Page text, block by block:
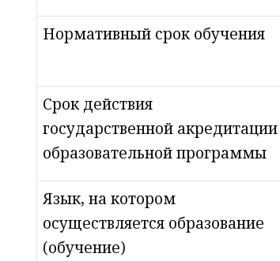
Нормативный срок обучения
Срок действия
государственной акредитации
образовательной программы
Язык, на котором
осуществляется образование
(обучение)